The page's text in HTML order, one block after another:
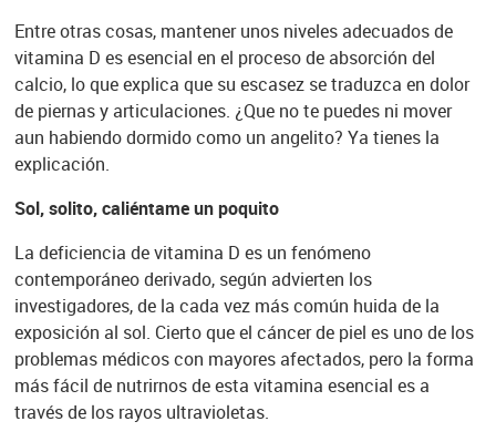
Entre otras cosas, mantener unos niveles adecuados de
vitamina D es esencial en el proceso de absorción del
calcio, lo que explica que su escasez se traduzca en dolor
de piernas y articulaciones. ¿Que no te puedes ni mover
aun habiendo dormido como un angelito? Ya tienes la
explicación.
Sol, solito, caliéntame un poquito
La deficiencia de vitamina D es un fenómeno
contemporáneo derivado, según advierten los
investigadores, de la cada vez más común huida de la
exposición al sol. Cierto que el cáncer de piel es uno de los
problemas médicos con mayores afectados, pero la forma
más fácil de nutrirnos de esta vitamina esencial es a
través de los rayos ultravioletas.